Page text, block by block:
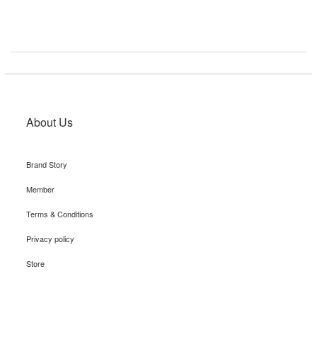
About Us
Brand Story
Member
Terms & Conditions
Privacy policy
Store